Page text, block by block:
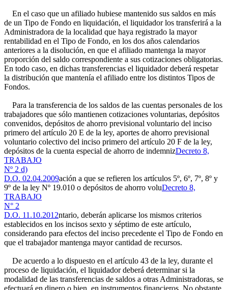
En el caso que un afiliado hubiese mantenido sus saldos en más
de un Tipo de Fondo en liquidación, el liquidador los transferirá a la
Administradora de la localidad que haya registrado la mayor
rentabilidad en el Tipo de Fondo, en los dos años calendarios
anteriores a la disolución, en que el afiliado mantenga la mayor
proporción del saldo correspondiente a sus cotizaciones obligatorias.
En todo caso, en dichas transferencias el liquidador deberá respetar
la distribución que mantenía el afiliado entre los distintos Tipos de
Fondos.
Para la transferencia de los saldos de las cuentas personales de los
trabajadores que sólo mantienen cotizaciones voluntarias, depósitos
convenidos, depósitos de ahorro previsional voluntario del inciso
primero del artículo 20 E de la ley, aportes de ahorro previsional
voluntario colectivo del inciso primero del artículo 20 F de la ley,
depósitos de la cuenta especial de ahorro de indemnizDecreto 8,
TRABAJO
Nº 2 d)
D.O. 02.04.2009ación a que se refieren los artículos 5º, 6º, 7º, 8º y
9º de la ley Nº 19.010 o depósitos de ahorro voluDecreto 8,
TRABAJO
N° 2
D.O. 11.10.2012ntario, deberán aplicarse los mismos criterios
establecidos en los incisos sexto y séptimo de este artículo,
considerando para efectos del inciso precedente el Tipo de Fondo en
que el trabajador mantenga mayor cantidad de recursos.
De acuerdo a lo dispuesto en el artículo 43 de la ley, durante el
proceso de liquidación, el liquidador deberá determinar si la
modalidad de las transferencias de saldos a otras Administradoras, se
efectuará en dinero o bien, en instrumentos financieros. No obstante,